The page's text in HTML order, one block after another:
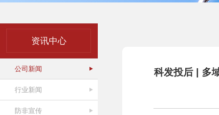
资讯中心
公司新闻
行业新闻
防非宣传
科发投后 | 多